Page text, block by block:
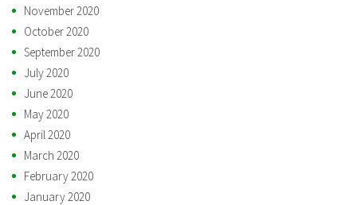
November 2020
October 2020
September 2020
July 2020
June 2020
May 2020
April 2020
March 2020
February 2020
January 2020